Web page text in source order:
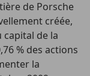
de Porsche
créée,
de la
% des actions
la